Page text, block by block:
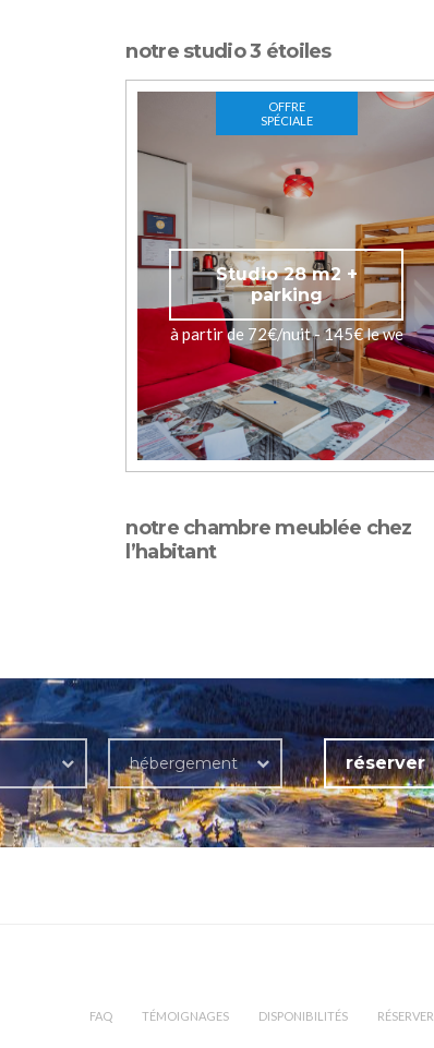
notre studio 3 étoiles
OFFRE
SPÉCIALE
Studio 28 m2 +
parking
à partir de 72€/nuit - 145€ le we
notre chambre meublée chez
l’habitant
hébergement réserver
FAQ TÉMOIGNAGES DISPONIBILITÉS RÉSERVER